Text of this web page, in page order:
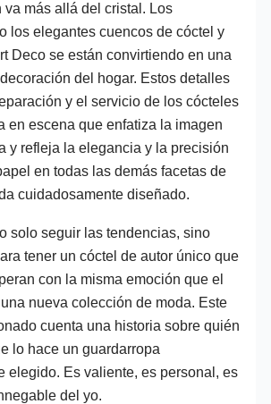
va más allá del cristal. Los
los elegantes cuencos de cóctel y
Deco se están convirtiendo en una
del hogar. Estos detalles
y el servicio de los cócteles
en escena que enfatiza la imagen
y refleja la elegancia y la precisión
en todas las demás facetas de
cuidadosamente diseñado.
solo seguir las tendencias, sino
tener un cóctel de autor único que
con la misma emoción que el
nueva colección de moda. Este
cuenta una historia sobre quién
lo hace un guardarropa
elegido. Es valiente, es personal, es
del yo.